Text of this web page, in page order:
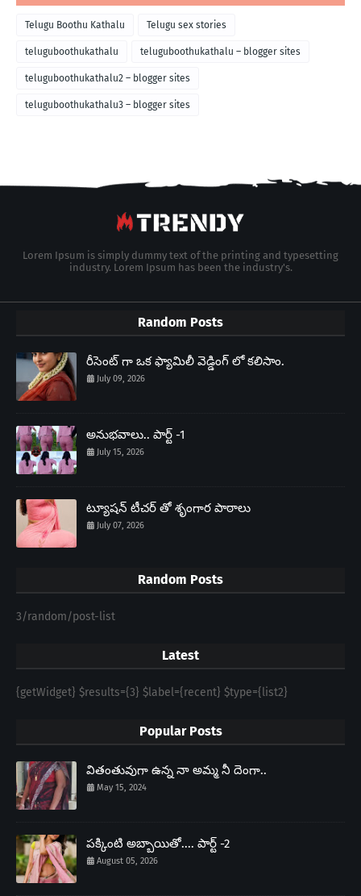
Telugu Boothu Kathalu Telugu sex stories
teluguboothukathalu teluguboothukathalu – blogger sites
teluguboothukathalu2 – blogger sites
teluguboothukathalu3 – blogger sites
Lorem Ipsum is simply dummy text of the printing and typesetting
industry. Lorem Ipsum has been the industry's.
Random Posts
రీసెంట్ గా ఒక ఫ్యామిలీ వెడ్డింగ్ లో కలిసాం.
July 09, 2026
అనుభవాలు.. పార్ట్ -1
July 15, 2026
ట్యూషన్ టీచర్ తో శృంగార పాఠాలు
July 07, 2026
Random Posts
3/random/post-list
Latest
{getWidget} $results={3} $label={recent} $type={list2}
Popular Posts
వితంతువుగా ఉన్న నా అమ్మ నీ దెంగా..
May 15, 2024
పక్కింటి అబ్బాయితో.... పార్ట్ -2
August 05, 2026